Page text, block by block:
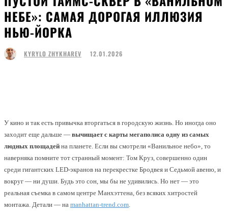
НЕБЕ»: САМАЯ ДОРОГАЯ ИЛЛЮЗИЯ
НЬЮ-ЙОРКА
KYRYLO ZHYKHAREV 12.01.2026
У кино и так есть привычка вторгаться в городскую жизнь. Но иногда оно
заходит еще дальше — вычищает с карты мегаполиса одну из самых
людных площадей на планете. Если вы смотрели «Ванильное небо», то
наверняка помните тот странный момент: Том Круз, совершенно один
среди гигантских LED-экранов на перекрестке Бродвея и Седьмой авеню, и
вокруг — ни души. Будь это сон, мы бы не удивились. Но нет — это
реальная съемка в самом центре Манхэттена, без всяких хитростей
монтажа. Детали — на manhattan-trend.com.